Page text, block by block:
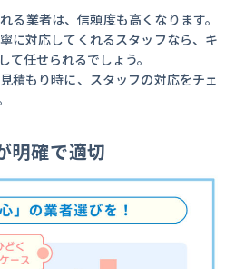
る業者は、信頼度も高くなります。
に対応してくれるスタッフなら、キ
て任せられるでしょう。
積もり時に、スタッフの対応をチェ
明確で適切